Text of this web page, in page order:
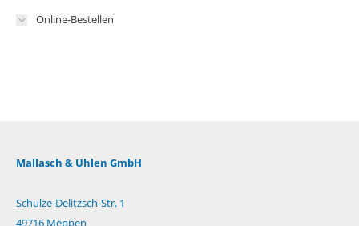
Online-Bestellen
Mallasch & Uhlen GmbH
Schulze-Delitzsch-Str. 1
49716 Meppen